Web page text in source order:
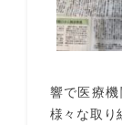
響で医療
様々な取り